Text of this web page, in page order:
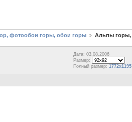
фотообои горы, обои горы
Альпы горы,
Дата: 03.08.2006
Размер:
Полный размер: 1772x1195